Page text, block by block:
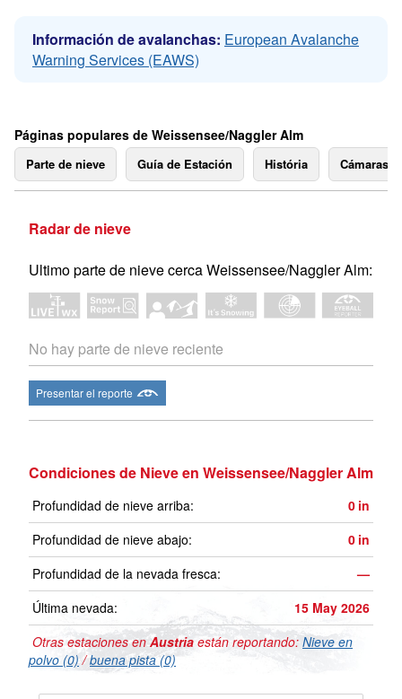
Información de avalanchas: European Avalanche
Warning Services (EAWS)
Páginas populares de Weissensee/Naggler Alm
Parte de nieve Guía de Estación História Cámaras
Radar de nieve
Ultimo parte de nieve cerca Weissensee/Naggler Alm:
No hay parte de nieve reciente
Presentar el reporte
Condiciones de Nieve en Weissensee/Naggler Alm
Profundidad de nieve arriba: 0 in
Profundidad de nieve abajo:
0 in
Profundidad de la nevada fresca:
—
Última nevada:
15 May 2026
Otras estaciones enAustria están reportando: Nieve en
polvo (0) /buena pista (0)